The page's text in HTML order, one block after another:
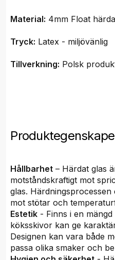
Material: 4mm Float
Tryck: Latex - miljövänlig
Tillverkning: Polsk
Hållbarhet – Härdat glas
motståndskraftigt mot
glas.
mot stötar och
Estetik - Finns i en
köksskivor kan ge
Designen kan vara både
passa olika smaker och